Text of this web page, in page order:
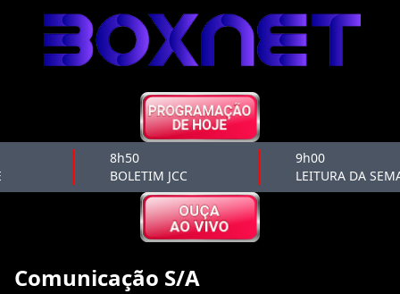
8h50
BOLETIM JCC
9h00
LEITURA DA
Comunicação S/A